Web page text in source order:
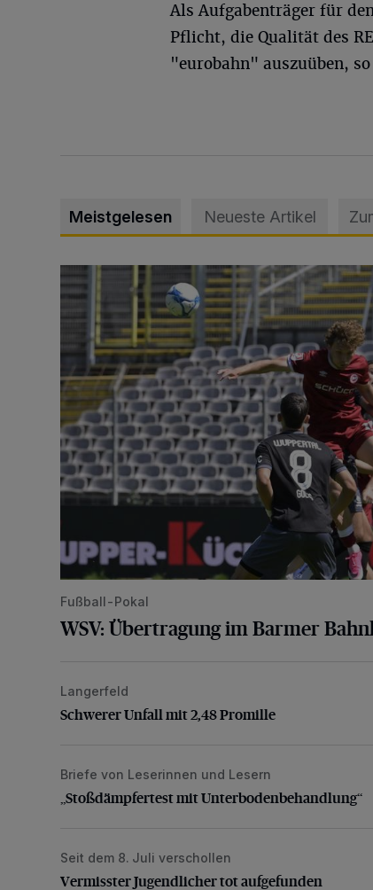
Als Aufgabenträger für
Pflicht, die Qualität des
"eurobahn" auszuüben,
Meistgelesen Neueste Artikel
WSV: Übertragung im Barmer Bahnhof und klare
Fußball-Pokal
WSV: Übertragung im Barmer
Schwerer Unfall mit 2,48 Promille
Langerfeld
Schwerer Unfall mit 2,48 Promille
„Stoßdämpfertest mit Unterbodenbehandlung“
Briefe von Leserinnen und Lesern
„Stoßdämpfertest mit Unterbodenbehandlung“
Vermisster Jugendlicher tot aufgefunden
Seit dem 8. Juli verschollen
Vermisster Jugendlicher tot aufgefunden